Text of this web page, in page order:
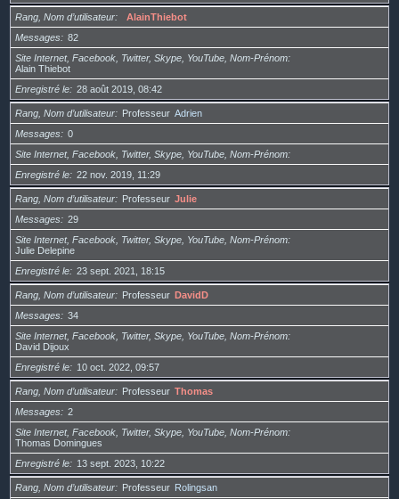
Rang, Nom d’utilisateur
AlainThiebot
Messages
82
Site Internet, Facebook, Twitter, Skype, YouTube, Nom-Prénom
Alain Thiebot
Enregistré le
28 août 2019, 08:42
Rang, Nom d’utilisateur Professeur Adrien
Messages
0
Site Internet, Facebook, Twitter, Skype, YouTube, Nom-Prénom
Enregistré le
22 nov. 2019, 11:29
Rang, Nom d’utilisateur Professeur Julie
Messages
29
Site Internet, Facebook, Twitter, Skype, YouTube, Nom-Prénom
Julie Delepine
Enregistré le
23 sept. 2021, 18:15
Rang, Nom d’utilisateur Professeur DavidD
Messages
34
Site Internet, Facebook, Twitter, Skype, YouTube, Nom-Prénom
David Dijoux
Enregistré le
10 oct. 2022, 09:57
Rang, Nom d’utilisateur Professeur Thomas
Messages
2
Site Internet, Facebook, Twitter, Skype, YouTube, Nom-Prénom
Thomas Domingues
Enregistré le
13 sept. 2023, 10:22
Rang, Nom d’utilisateur Professeur Rolingsan